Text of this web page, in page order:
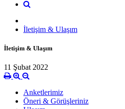
İletişim & Ulaşım
İletişim & Ulaşım
11 Şubat 2022
Anketlerimiz
Öneri & Görüşleriniz